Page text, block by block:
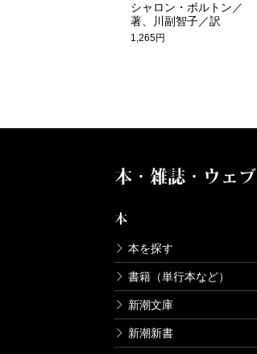
シャロン・ボルトン／
著、川副智子／訳
1,265円
本・雑誌・ウェブ
本
本を探す
書籍（単行本など）
新潮文庫
新潮新書